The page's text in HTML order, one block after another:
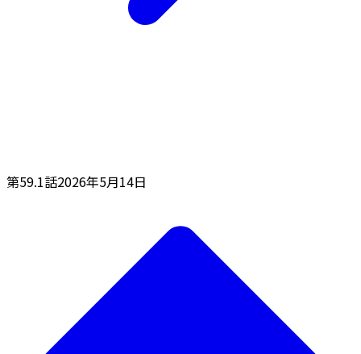
第59.1話2026年5月14日